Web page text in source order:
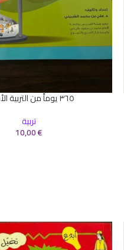
قراءة المزيد٣٦٥ يوماً من التربية الأسرية
تربية
10,00€